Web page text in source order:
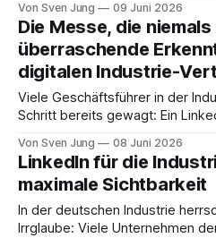
Spielwiese für Selbstdarsteller,
oberflächlichen
buhlen. Da stellt sich die
dieser Kanal wirklich für
Von Sven Jung 09 Juni 2026
Die Messe, die
überraschende
digitalen Industrie-
Viele Geschäftsführer in der
Schritt bereits gewagt: Ein
viel Aufwand für Google oder
Ernüchterung folgt oft schnell:
oberflächlich, und echte neue
liegt daran,
Von Sven Jung 08 Juni 2026
LinkedIn für die
maximale Sichtbarkeit
In der deutschen Industrie
Irrglaube: Viele Unternehmen